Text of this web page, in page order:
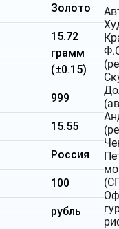
Золото
15.72
грамм
(±0.15)
999
15.55
Россия
100
рубль